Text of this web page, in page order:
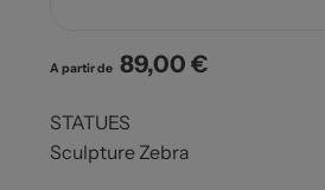
A partir de Prix
89,00 €
STATUES
Sculpture Zebra